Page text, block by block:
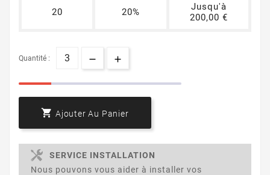
20 20%
Jusqu'à
200,00 €
Quantité :
 Ajouter Au Panier
SERVICE INSTALLATION
Nous pouvons vous aider à installer vos